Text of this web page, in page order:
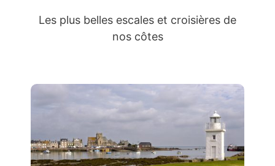
Les plus belles escales et croisières de
nos côtes